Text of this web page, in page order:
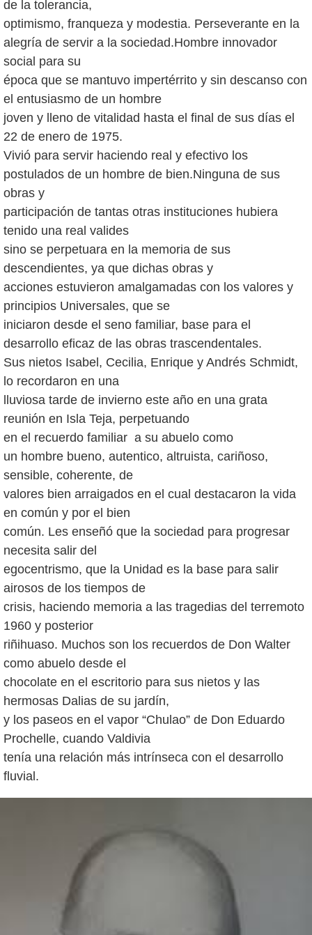
de la tolerancia,
optimismo, franqueza y modestia. Perseverante en la
alegría de servir a la sociedad.Hombre innovador
social para su
época que se mantuvo impertérrito y sin descanso con
el entusiasmo de un hombre
joven y lleno de vitalidad hasta el final de sus días el
22 de enero de 1975.
Vivió para servir haciendo real y efectivo los
postulados de un hombre de bien.Ninguna de sus
obras y
participación de tantas otras instituciones hubiera
tenido una real valides
sino se perpetuara en la memoria de sus
descendientes, ya que dichas obras y
acciones estuvieron amalgamadas con los valores y
principios Universales, que se
iniciaron desde el seno familiar, base para el
desarrollo eficaz de las obras trascendentales.
Sus nietos Isabel, Cecilia, Enrique y Andrés Schmidt,
lo recordaron en una
lluviosa tarde de invierno este año en una grata
reunión en Isla Teja, perpetuando
en el recuerdo familiar a su abuelo como
un hombre bueno, autentico, altruista, cariñoso,
sensible, coherente, de
valores bien arraigados en el cual destacaron la vida
en común y por el bien
común. Les enseñó que la sociedad para progresar
necesita salir del
egocentrismo, que la Unidad es la base para salir
airosos de los tiempos de
crisis, haciendo memoria a las tragedias del terremoto
1960 y posterior
riñihuaso. Muchos son los recuerdos de Don Walter
como abuelo desde el
chocolate en el escritorio para sus nietos y las
hermosas Dalias de su jardín,
y los paseos en el vapor “Chulao” de Don Eduardo
Prochelle, cuando Valdivia
tenía una relación más intrínseca con el desarrollo